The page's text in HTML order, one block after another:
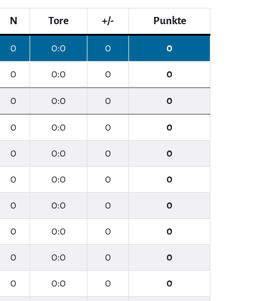
N Tore +/- Punkte
0 0:0 0 0
0 0:0 0 0
0 0:0 0 0
0 0:0 0 0
0 0:0 0 0
0 0:0 0 0
0 0:0 0 0
0 0:0 0 0
0 0:0 0 0
0 0:0 0 0